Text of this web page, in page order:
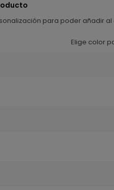
para poder añadir al
Elige color